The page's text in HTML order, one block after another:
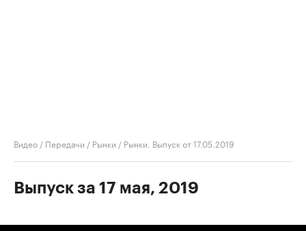
Видео / Передачи / Рынки / Рынки. Выпуск от 17.05.2019
Выпуск за 17 мая, 2019